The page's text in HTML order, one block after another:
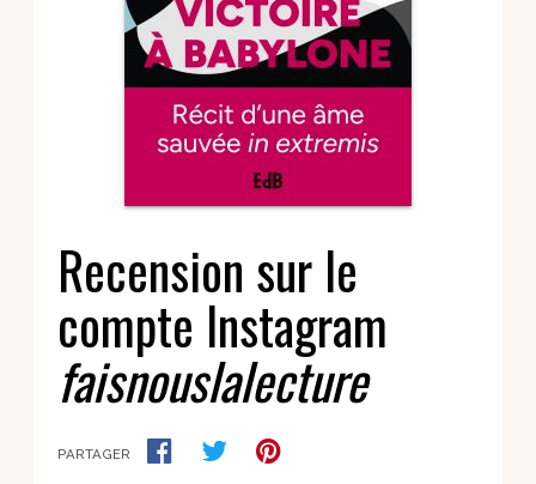
Recension sur le
compte Instagram
faisnouslalecture
PARTAGER